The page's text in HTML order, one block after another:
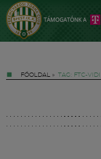
FŐOLDAL » TAG: FTC-VIDI